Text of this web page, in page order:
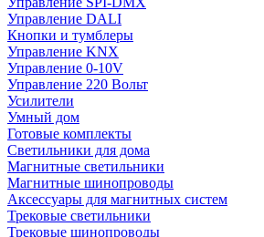
Управление DALI
Кнопки и тумблеры
Управление KNX
Управление 0-10V
Управление 220 Вольт
Усилители
Умный дом
Готовые комплекты
Светильники для дома
Магнитные светильники
Магнитные шинопроводы
Аксессуары для магнитных систем
Трековые светильники
Трековые шинопроводы